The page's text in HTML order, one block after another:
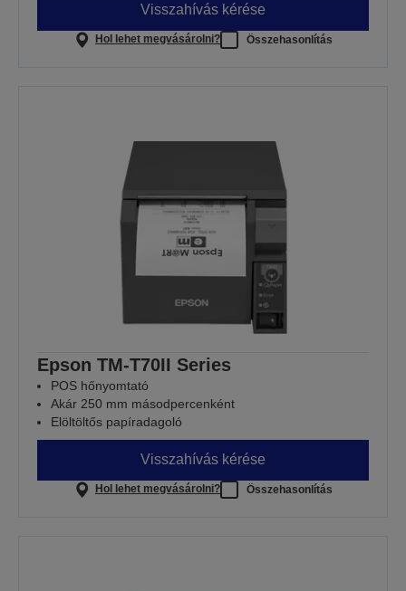
Visszahívás kérése
Hol lehet megvásárolni? Összehasonlítás
Epson TM-T70II Series
POS hőnyomtató
Akár 250 mm másodpercenként
Elöltöltős papíradagoló
Visszahívás kérése
Hol lehet megvásárolni? Összehasonlítás